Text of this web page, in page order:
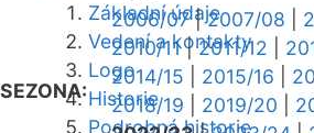
Základní údaje
Vedení a kontakty
Logo
Historie
Podrobná historie
SEZONA:
2006/07|2007/08
2010/11|2011/12
2014/15
2015/16
2018/19
2019/20